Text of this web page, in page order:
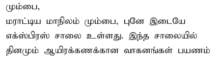
மும்பை,
மராட்டிய மாநிலம் மும்பை, புனே இடையே
எக்ஸ்பிரஸ் சாலை உள்ளது. இந்த சாலையில்
தினமும் ஆயிரக்கணக்கான வாகனங்கள் பயணம்